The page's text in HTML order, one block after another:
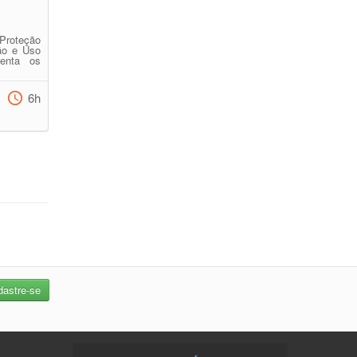
e Uso
os
6h